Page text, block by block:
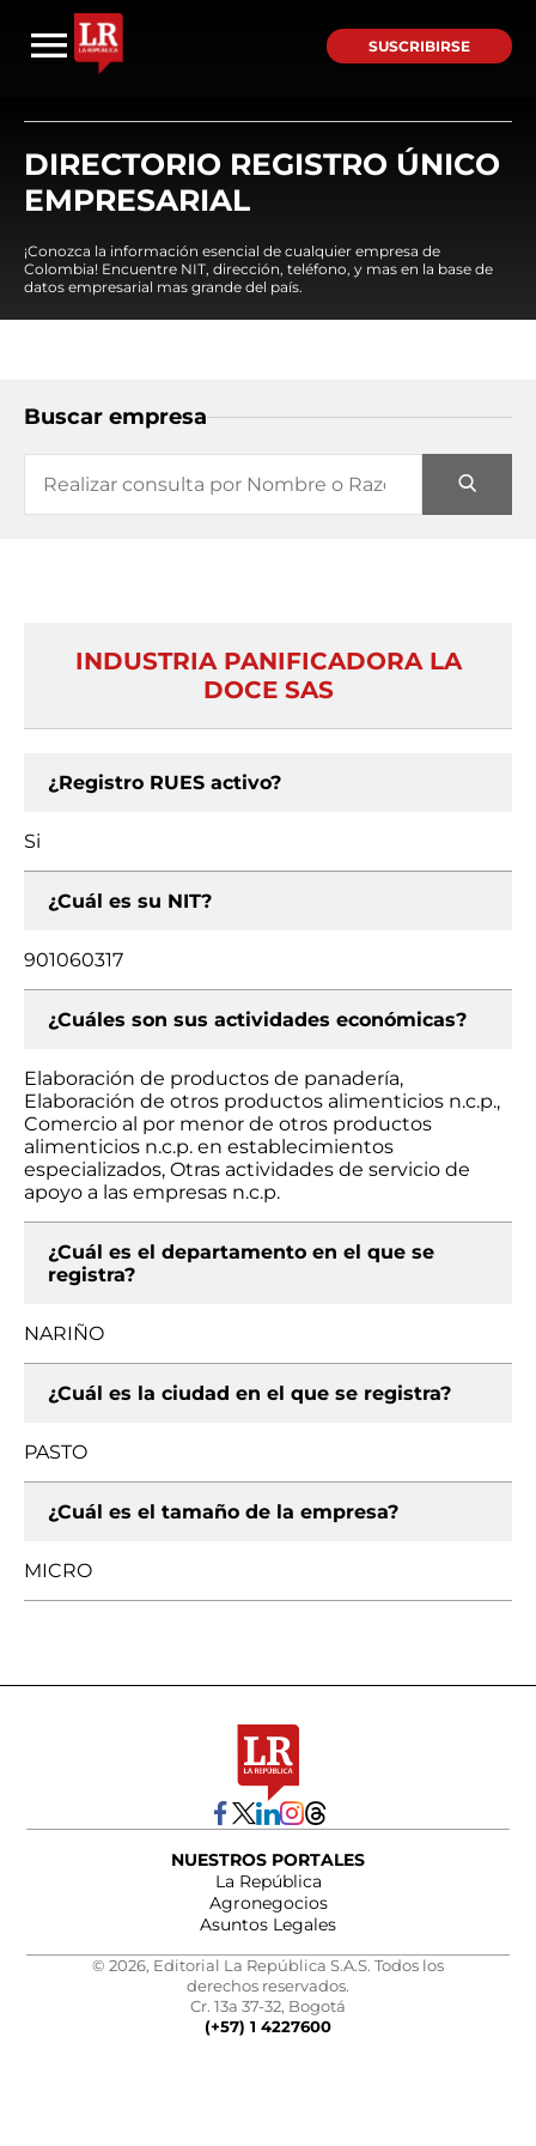
SUSCRIBIRSE
DIRECTORIO REGISTRO ÚNICO
EMPRESARIAL
¡Conozca la información esencial de cualquier empresa de
Colombia! Encuentre NIT, dirección, teléfono, y mas en la base de
datos empresarial mas grande del país.
Buscar empresa
INDUSTRIA PANIFICADORA LA
DOCE SAS
¿Registro RUES activo?
Si
¿Cuál es su NIT?
901060317
¿Cuáles son sus actividades económicas?
Elaboración de productos de panadería,
Elaboración de otros productos alimenticios n.c.p.,
Comercio al por menor de otros productos
alimenticios n.c.p. en establecimientos
especializados, Otras actividades de servicio de
apoyo a las empresas n.c.p.
¿Cuál es el departamento en el que se
registra?
NARIÑO
¿Cuál es la ciudad en el que se registra?
PASTO
¿Cuál es el tamaño de la empresa?
MICRO
NUESTROS PORTALES
La República
Agronegocios
Asuntos Legales
© 2026, Editorial La República S.A.S. Todos los
derechos reservados.
Cr. 13a 37-32, Bogotá
(+57) 1 4227600